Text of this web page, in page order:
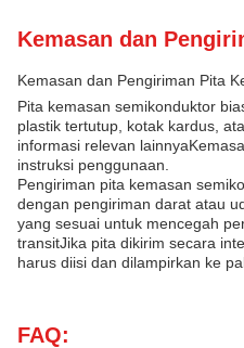
Kemasan dan
Kemasan dan Pengiriman Pita
Pita kemasan semikonduktor
plastik tertutup, kotak kardus,
informasi relevan
instruksi penggunaan.
Pengiriman pita kemasan
dengan pengiriman darat atau
yang sesuai untuk mencegah
transitJika pita dikirim secara
harus diisi dan dilampirkan ke
FAQ: